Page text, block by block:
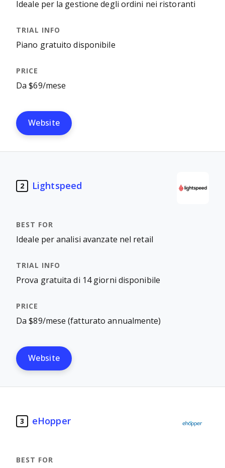
Ideale per la gestione degli ordini nei ristoranti
Piano gratuito disponibile
Da $69/mese
Website
2 Lightspeed
Ideale per analisi avanzate nel retail
Prova gratuita di 14 giorni disponibile
Da $89/mese (fatturato annualmente)
Website
3 eHopper